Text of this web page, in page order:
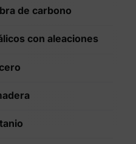
de carbono
con aleaciones